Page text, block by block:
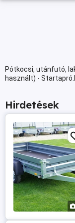
Pótkocsi, utánfutó,
használt) -
Hirdetések